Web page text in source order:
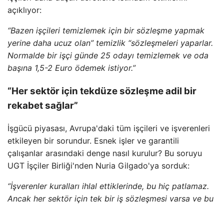
açıklıyor:
“Bazen işçileri temizlemek için bir sözleşme yapmak
yerine daha ucuz olan” temizlik “sözleşmeleri yaparlar.
Normalde bir işçi günde 25 odayı temizlemek ve oda
başına 1,5-2 Euro ödemek istiyor.”
“Her sektör için tekdüze sözleşme adil bir
rekabet sağlar”
İşgücü piyasası, Avrupa'daki tüm işçileri ve işverenleri
etkileyen bir sorundur. Esnek işler ve garantili
çalışanlar arasındaki denge nasıl kurulur? Bu soruyu
UGT İşçiler Birliği'nden Nuria Gilgado'ya sorduk:
“İşverenler kuralları ihlal ettiklerinde, bu hiç patlamaz.
Ancak her sektör için tek bir iş sözleşmesi varsa ve bu